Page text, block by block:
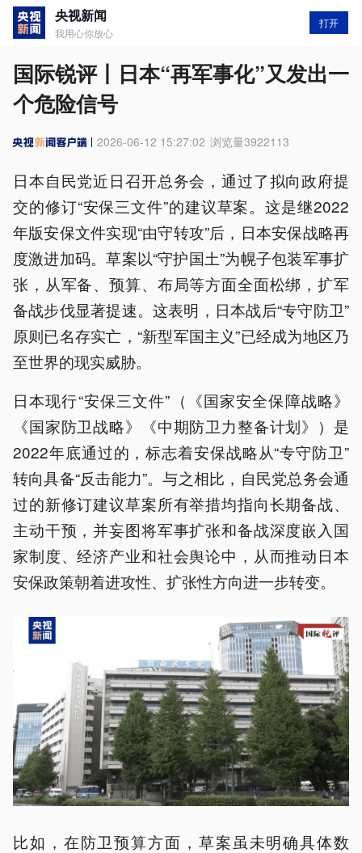
央视新闻
我用心你放心
打开
国际锐评丨日本“再军事化”又发出一
个危险信号
2026-06-12 15:27:02 浏览量3922113
日本自民党近日召开总务会，通过了拟向政府提
交的修订“安保三文件”的建议草案。这是继2022
年版安保文件实现“由守转攻”后，日本安保战略再
度激进加码。草案以“守护国土”为幌子包装军事扩
张，从军备、预算、布局等方面全面松绑，扩军
备战步伐显著提速。这表明，日本战后“专守防卫”
原则已名存实亡，“新型军国主义”已经成为地区乃
至世界的现实威胁。
日本现行“安保三文件”（《国家安全保障战略》
《国家防卫战略》《中期防卫力整备计划》）是
2022年底通过的，标志着安保战略从“专守防卫”
转向具备“反击能力”。与之相比，自民党总务会通
过的新修订建议草案所有举措均指向长期备战、
主动干预，并妄图将军事扩张和备战深度嵌入国
家制度、经济产业和社会舆论中，从而推动日本
安保政策朝着进攻性、扩张性方向进一步转变。
比如，在防卫预算方面，草案虽未明确具体数